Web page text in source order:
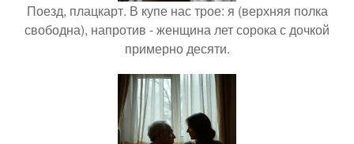
Поезд, плацкарт. В купе нас трое: я (верхняя полка
свободна), напротив - женщина лет сорока с дочкой
примерно десяти.